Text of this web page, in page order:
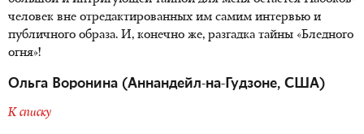
человек вне отредактированных им самим интервью и
публичного образа. И, конечно же, разгадка тайны «Бледного
огня»!
Ольга Воронина (Аннандейл-на-Гудзоне, США)
К списку